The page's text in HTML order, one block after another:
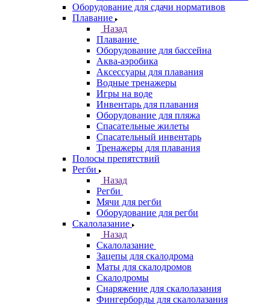
Оборудование для сдачи нормативов
Плавание
Назад
Плавание
Оборудование для бассейна
Аква-аэробика
Аксессуары для плавания
Водные тренажеры
Игры на воде
Инвентарь для плавания
Оборудование для пляжа
Спасательные жилеты
Спасательный инвентарь
Тренажеры для плавания
Полосы препятствий
Регби
Назад
Регби
Мячи для регби
Оборудование для регби
Скалолазание
Назад
Скалолазание
Зацепы для скалодрома
Маты для скалодромов
Скалодромы
Снаряжение для скалолазания
Фингерборды для скалолазания